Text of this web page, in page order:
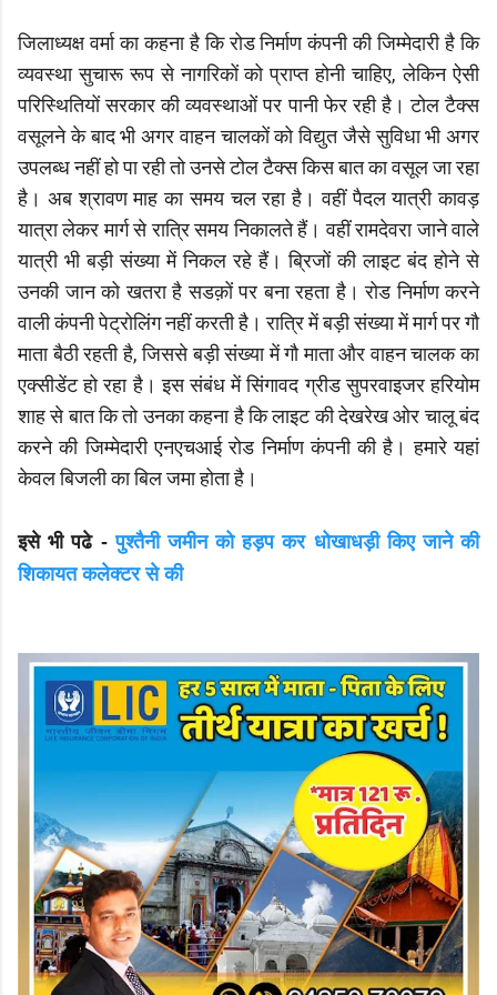
जिलाध्यक्ष वर्मा का कहना है कि रोड निर्माण कंपनी की जिम्मेदारी है कि
व्यवस्था सुचारू रूप से नागरिकों को प्राप्त होनी चाहिए, लेकिन ऐसी
परिस्थितियों सरकार की व्यवस्थाओं पर पानी फेर रही है। टोल टैक्स
वसूलने के बाद भी अगर वाहन चालकों को विद्युत जैसे सुविधा भी अगर
उपलब्ध नहीं हो पा रही तो उनसे टोल टैक्स किस बात का वसूल जा रहा
है। अब श्रावण माह का समय चल रहा है। वहीं पैदल यात्री कावड़
यात्रा लेकर मार्ग से रात्रि समय निकालते हैं। वहीं रामदेवरा जाने वाले
यात्री भी बड़ी संख्या में निकल रहे हैं। ब्रिजों की लाइट बंद होने से
उनकी जान को खतरा है सडक़ों पर बना रहता है। रोड निर्माण करने
वाली कंपनी पेट्रोलिंग नहीं करती है। रात्रि में बड़ी संख्या में मार्ग पर गौ
माता बैठी रहती है, जिससे बड़ी संख्या में गौ माता और वाहन चालक का
एक्सीडेंट हो रहा है। इस संबंध में सिंगावद ग्रीड सुपरवाइजर हरियोम
शाह से बात कि तो उनका कहना है कि लाइट की देखरेख ओर चालू बंद
करने की जिम्मेदारी एनएचआई रोड निर्माण कंपनी की है। हमारे यहां
केवल बिजली का बिल जमा होता है।
इसे भी पढे -पुश्तैनी जमीन को हड़प कर धोखाधड़ी किए जाने की
शिकायत कलेक्टर से की